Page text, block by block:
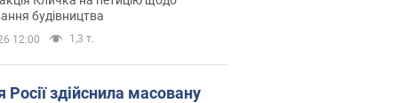
вірянина"
будівництва
12:00 1,3 т.
Росії здійснила масовану